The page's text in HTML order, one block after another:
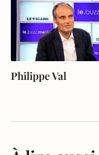
Philippe Val